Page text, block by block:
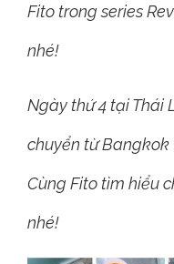
Fito trong series
nhé!
Ngày thứ 4 tại Thái
chuyển từ
Cùng Fito tìm hiểu
nhé!